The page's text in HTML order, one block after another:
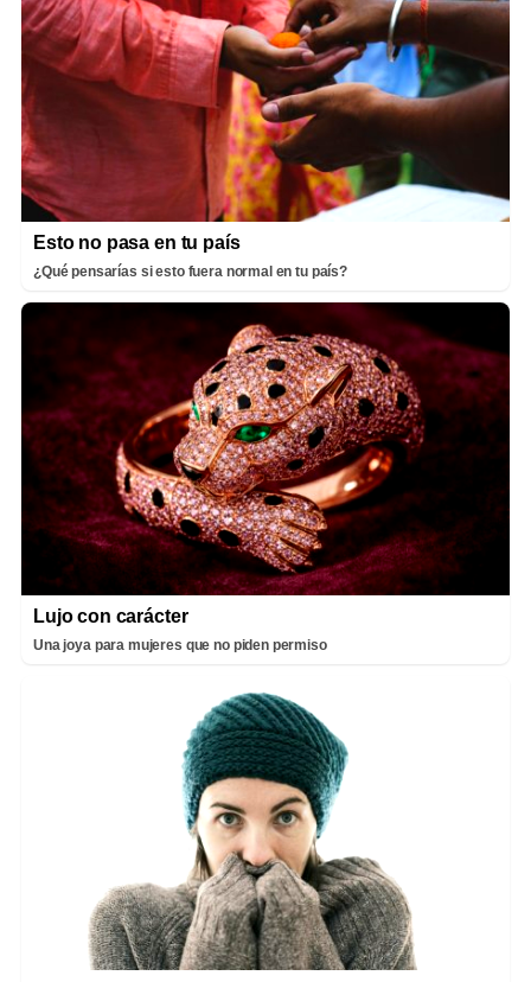
Esto no pasa en tu país
¿Qué pensarías si esto fuera normal en tu país?
Lujo con carácter
Una joya para mujeres que no piden permiso